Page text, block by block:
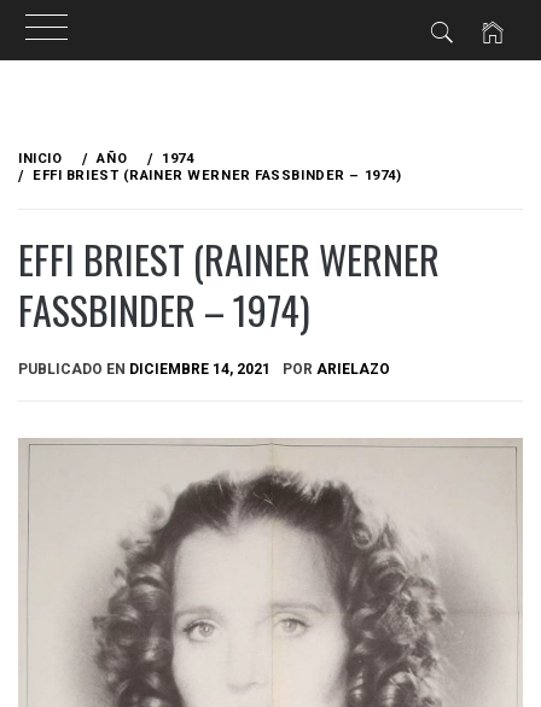
contenido
INICIO AÑO
1974
EFFI BRIEST (RAINER WERNER FASSBINDER – 1974)
EFFI BRIEST (RAINER WERNER
FASSBINDER – 1974)
PUBLICADO EN DICIEMBRE 14, 2021 POR ARIELAZO